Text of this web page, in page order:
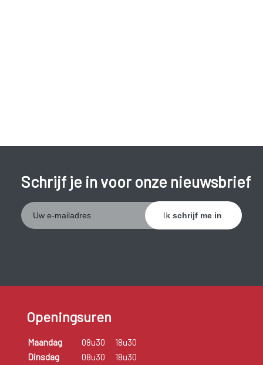
Schrijf je in voor onze nieuwsbrief
Openingsuren
Maandag 08u30
18u30
Dinsdag
08u30
18u30